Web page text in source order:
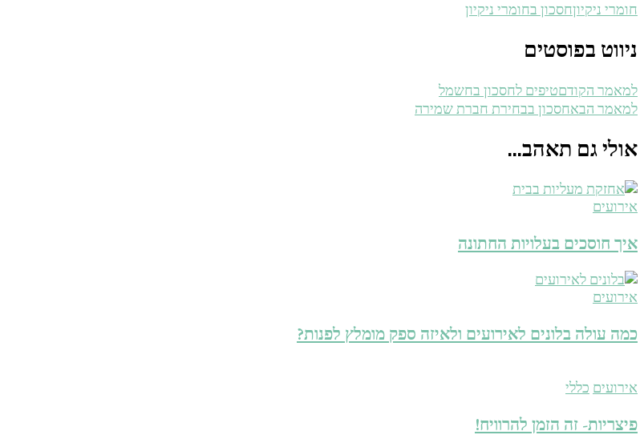
חומרי ניקיוןחסכון בחומרי ניקיון
ניווט בפוסטים
למאמר הקודםטיפים לחסכון בחשמל
למאמר הבאחסכון בבחירת חברת שמירה
אולי גם תאהב...
אירועים
איך חוסכים בעלויות החתונה
אירועים
כמה עולה בלונים לאירועים ולאיזה ספק מומלץ לפנות?
אירועים כללי
פיצריות- זה הזמן להרוויח!